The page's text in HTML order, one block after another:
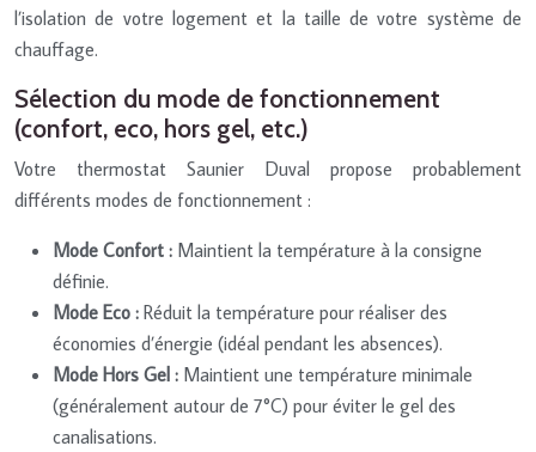
l’isolation de votre logement et la taille de votre système de
chauffage.
Sélection du mode de fonctionnement
(confort, eco, hors gel, etc.)
Votre thermostat Saunier Duval propose probablement
différents modes de fonctionnement :
Mode Confort : Maintient la température à la consigne
définie.
Mode Eco : Réduit la température pour réaliser des
économies d’énergie (idéal pendant les absences).
Mode Hors Gel : Maintient une température minimale
(généralement autour de 7°C) pour éviter le gel des
canalisations.